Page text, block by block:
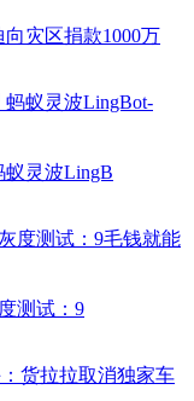
灾区捐款1000万
蚁灵波LingB
测试：9